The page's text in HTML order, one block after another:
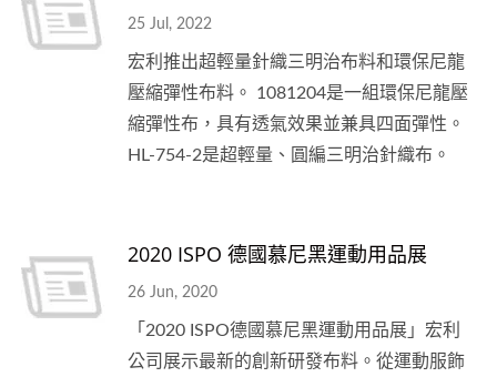
25 Jul, 2022
宏利推出超輕量針織三明治布料和環保尼龍
壓縮彈性布料。 1081204是一組環保尼龍壓
縮彈性布，具有透氣效果並兼具四面彈性。
HL-754-2是超輕量、圓編三明治針織布。
2020 ISPO 德國慕尼黑運動用品展
26 Jun, 2020
「2020 ISPO德國慕尼黑運動用品展」宏利
公司展示最新的創新研發布料。從運動服飾